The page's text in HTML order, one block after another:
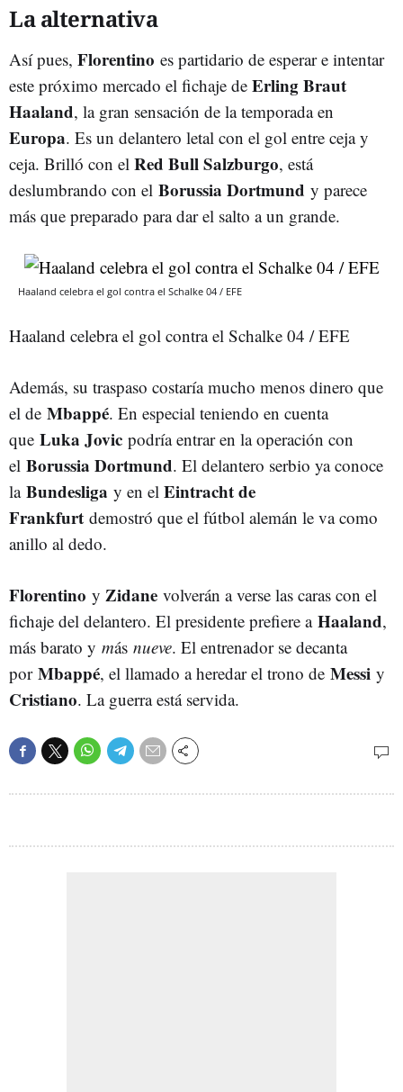
La alternativa
Así pues, Florentino es partidario de esperar e intentar
este próximo mercado el fichaje de Erling Braut
Haaland, la gran sensación de la temporada en
Europa. Es un delantero letal con el gol entre ceja y
ceja. Brilló con el Red Bull Salzburgo, está
deslumbrando con el Borussia Dortmund y parece
más que preparado para dar el salto a un grande.
Haaland celebra el gol contra el Schalke 04 / EFE
Haaland celebra el gol contra el Schalke 04 / EFE
Además, su traspaso costaría mucho menos dinero que
el de Mbappé. En especial teniendo en cuenta
que Luka Jovic podría entrar en la operación con
el Borussia Dortmund. El delantero serbio ya conoce
la Bundesliga y en el Eintracht de
Frankfurt demostró que el fútbol alemán le va como
anillo al dedo.
Florentino y Zidane volverán a verse las caras con el
fichaje del delantero. El presidente prefiere a Haaland,
más barato y más nueve. El entrenador se decanta
por Mbappé, el llamado a heredar el trono de Messi y
Cristiano. La guerra está servida.